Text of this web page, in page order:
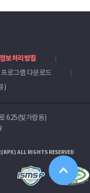
보처리방침
프로그램 다운로드
)
625(빛가람동)
ALL RIGHTS RESERVED